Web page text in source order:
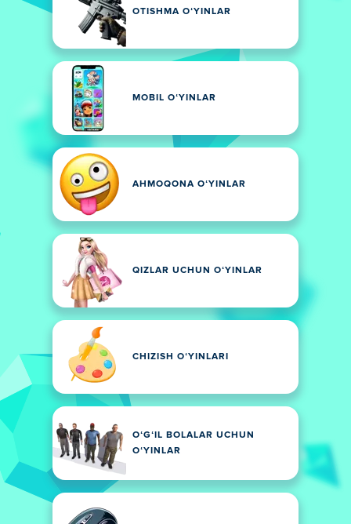
OTISHMA OʻYINLAR
MOBIL OʻYINLAR
AHMOQONA OʻYINLAR
QIZLAR UCHUN OʻYINLAR
CHIZISH OʻYINLARI
OʻGʻIL BOLALAR UCHUN
OʻYINLAR